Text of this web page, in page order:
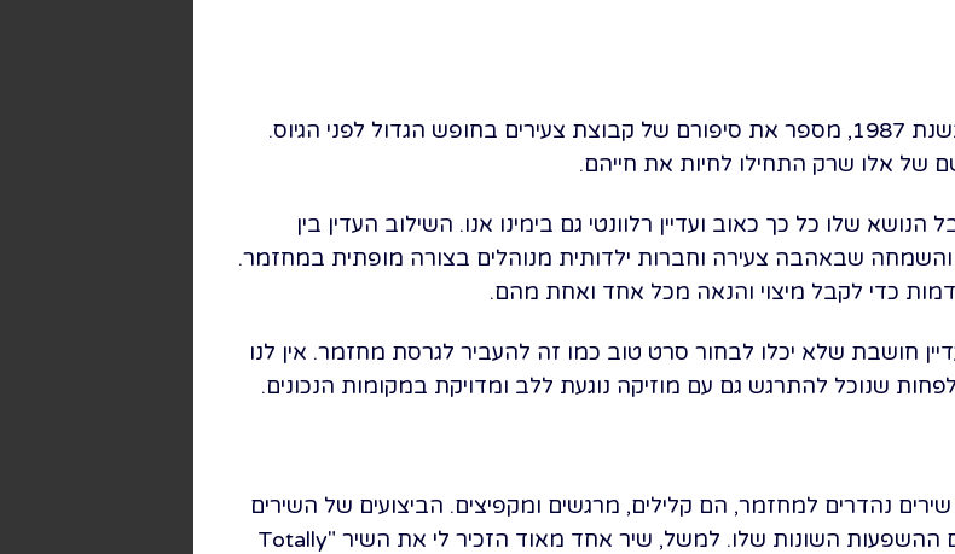
בלוז לחופש הגדול, בהתבסס על הסרט שיצא בשנת 1987, מספר את סיפורם של קבוצת צעירים בחופש הגדול לפני הגיוס.
אלו שרק התחילו לחיות את חייהם.
מתרחש בשנות ה-60 וה-70, אבל הנושא שלו כל כך כאוב ועדיין רלוונטי גם בימינו אנו. השילוב העדין בין
והשמחה שבאהבה צעירה וחברות ילדותית מנוהלים בצורה מופתית במחזמר.
כדי לקבל מיצוי והנאה מכל אחד ואחת מהם.
חושבת שלא יכלו לבחור סרט טוב כמו זה להעביר לגרסת מחזמר. אין לנו
שנוכל להתרגש גם עם מוזיקה נוגעת ללב ומדויקת במקומות הנכונים.
שירים נהדרים למחזמר, הם קלילים, מרגשים ומקפיצים. הביצועים של השירים
היו מצוינים וכל אחד מהם הרגיש שונה וייחודי, עם ההשפעות השונות שלו. למשל, שיר אחד מאוד הזכיר לי את השיר "Totally